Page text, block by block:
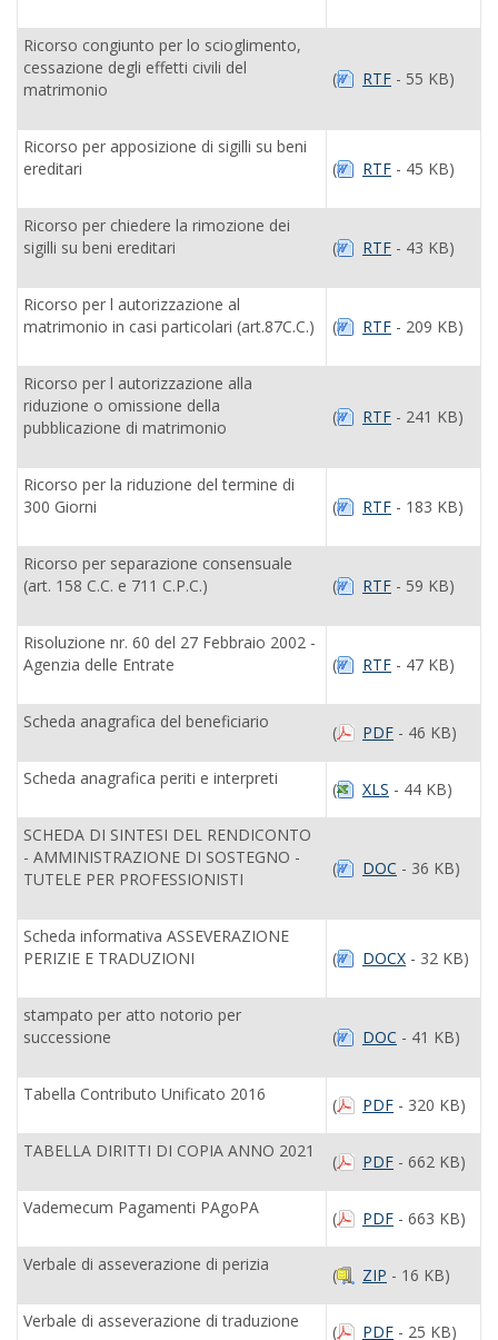
Ricorso congiunto per lo scioglimento,
cessazione degli effetti civili del
matrimonio
( RTF - 55 KB)
Ricorso per apposizione di sigilli su beni
ereditari
( RTF - 45 KB)
Ricorso per chiedere la rimozione dei
sigilli su beni ereditari
( RTF - 43 KB)
Ricorso per l autorizzazione al
matrimonio in casi particolari (art.87C.C.)
( RTF - 209 KB)
Ricorso per l autorizzazione alla
riduzione o omissione della
pubblicazione di matrimonio
( RTF - 241 KB)
Ricorso per la riduzione del termine di
300 Giorni
( RTF - 183 KB)
Ricorso per separazione consensuale
(art. 158 C.C. e 711 C.P.C.)
( RTF - 59 KB)
Risoluzione nr. 60 del 27 Febbraio 2002 -
Agenzia delle Entrate
( RTF - 47 KB)
Scheda anagrafica del beneficiario
( PDF - 46 KB)
Scheda anagrafica periti e interpreti
( XLS - 44 KB)
SCHEDA DI SINTESI DEL RENDICONTO
- AMMINISTRAZIONE DI SOSTEGNO -
TUTELE PER PROFESSIONISTI
( DOC - 36 KB)
Scheda informativa ASSEVERAZIONE
PERIZIE E TRADUZIONI
( DOCX - 32 KB)
stampato per atto notorio per
successione
( DOC - 41 KB)
Tabella Contributo Unificato 2016
( PDF - 320 KB)
TABELLA DIRITTI DI COPIA ANNO 2021
( PDF - 662 KB)
Vademecum Pagamenti PAgoPA
( PDF - 663 KB)
Verbale di asseverazione di perizia
( ZIP - 16 KB)
Verbale di asseverazione di traduzione
( PDF - 25 KB)